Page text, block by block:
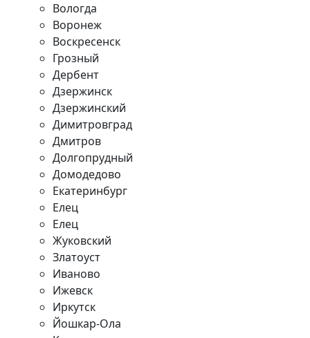
Вологда
Воронеж
Воскресенск
Грозный
Дербент
Дзержинск
Дзержинский
Димитровград
Дмитров
Долгопрудный
Домодедово
Екатеринбург
Елец
Елец
Жуковский
Златоуст
Иваново
Ижевск
Иркутск
Йошкар-Ола